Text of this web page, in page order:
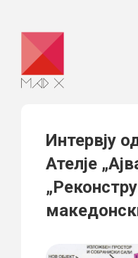
content
Интервју
Ателје